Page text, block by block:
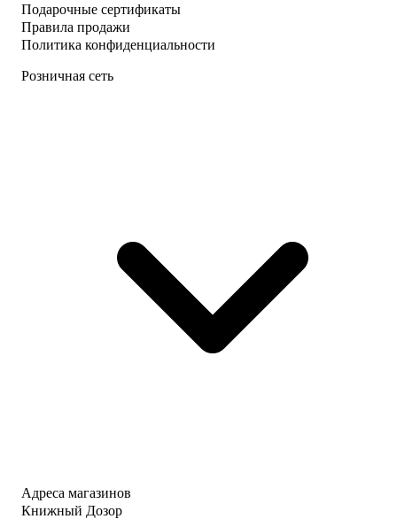
Подарочные сертификаты
Правила продажи
Политика конфиденциальности
Розничная сеть
Адреса магазинов
Книжный Дозор